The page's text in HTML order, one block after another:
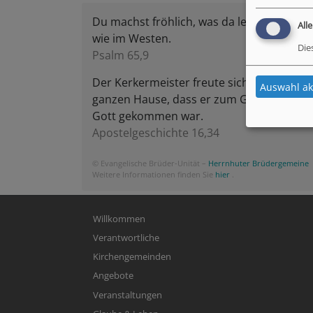
Du machst fröhlich, was da lebet im Osten
wie im Westen.
Psalm 65,9
Der Kerkermeister freute sich mit seinem
ganzen Hause, dass er zum Glauben an
Gott gekommen war.
Apostelgeschichte 16,34
© Evangelische Brüder-Unität – Herrnhuter Brüdergemeine
Weitere Informationen finden Sie hier
Hauptnavigation
Willkommen
Verantwortliche
Kirchengemeinden
Angebote
Veranstaltungen
Auswahl